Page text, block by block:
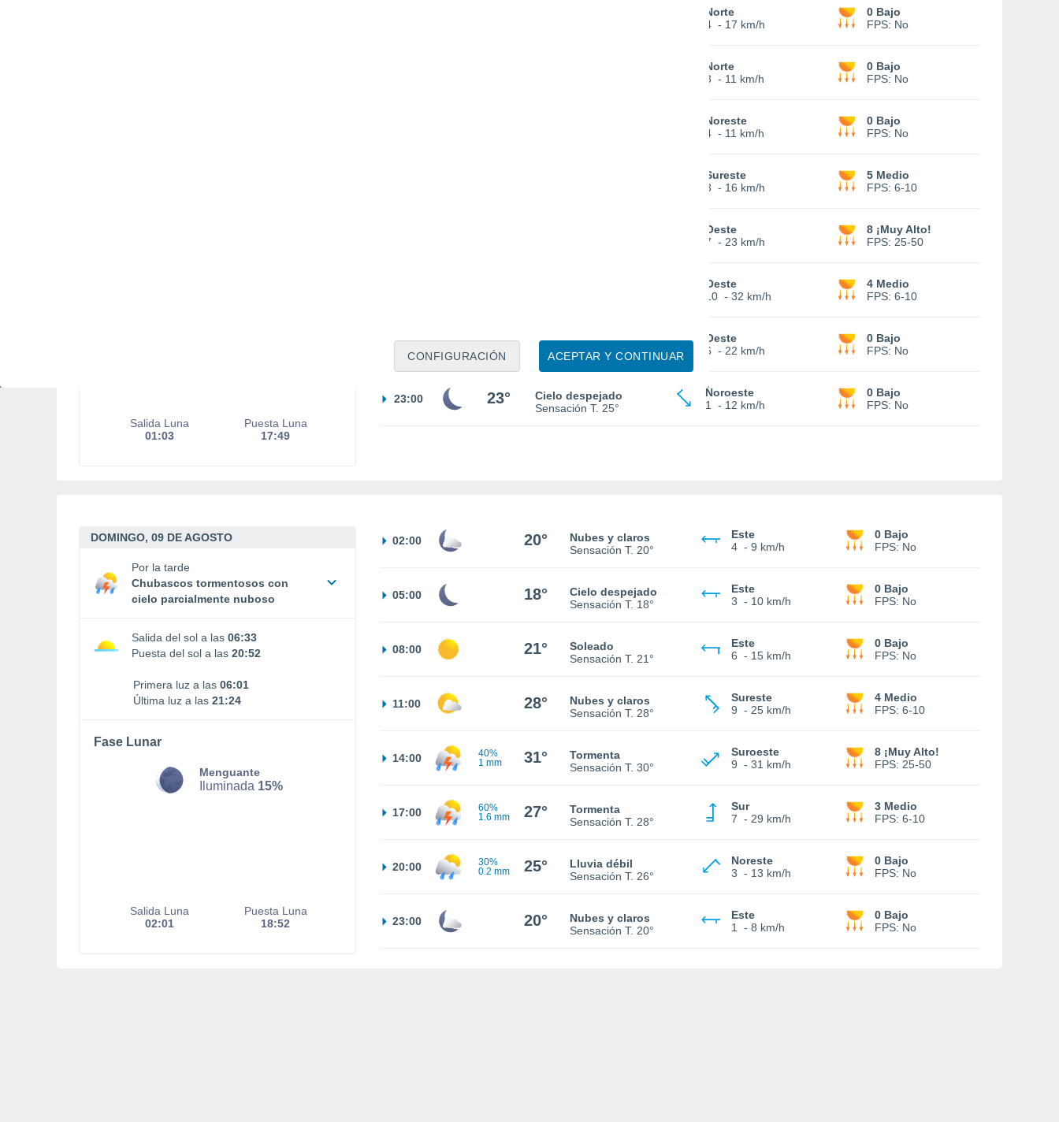
ACEPTAR Y CONTINUAR
CONFIGURACIÓN
Salida Luna
01:03
Puesta Luna
17:49
Norte
4 - 17 km/h
0 Bajo
FPS: No
Norte
3 - 11 km/h
0 Bajo
FPS: No
Noreste
4 - 11 km/h
0 Bajo
FPS: No
Sureste
3 - 16 km/h
5 Medio
FPS: 6-10
Oeste
7 - 23 km/h
8 ¡Muy Alto!
FPS: 25-50
Oeste
10 - 32 km/h
4 Medio
FPS: 6-10
20:00 29°
Nubes y claros
Sensación T. 28°
Oeste
6 - 22 km/h
0 Bajo
FPS: No
23:00 23°
Cielo despejado
Sensación T. 25°
Noroeste
1
- 12 km/h
0 Bajo
FPS: No
DOMINGO, 09 DE AGOSTO
Por la tarde
Chubascos tormentosos con
cielo parcialmente nuboso
Salida del sol a las 06:33
Puesta del sol a las 20:52
Primera luz a las 06:01
Última luz a las 21:24
Fase Lunar
Menguante
Iluminada 15%
Salida Luna
02:01
Puesta Luna
18:52
02:00 20°
Nubes y claros
Sensación T. 20°
Este
4 - 9 km/h
0 Bajo
FPS: No
05:00 18°
Cielo despejado
Sensación T. 18°
Este
3 - 10 km/h
0 Bajo
FPS: No
08:00 21°
Soleado
Sensación T. 21°
Este
6 - 15 km/h
0 Bajo
FPS: No
11:00 28°
Nubes y claros
Sensación T. 28°
Sureste
9 - 25 km/h
4 Medio
FPS: 6-10
14:00
40%
1 mm
31°
Tormenta
Sensación T. 30°
Suroeste
9 - 31 km/h
8 ¡Muy Alto!
FPS: 25-50
17:00
60%
1.6 mm
27°
Tormenta
Sensación T. 28°
Sur
7 - 29 km/h
3 Medio
FPS: 6-10
20:00
30%
0.2 mm
25°
Lluvia débil
Sensación T. 26°
Noreste
3 - 13 km/h
0 Bajo
FPS: No
23:00 20°
Nubes y claros
Sensación T. 20°
Este
1
- 8 km/h
0 Bajo
FPS: No